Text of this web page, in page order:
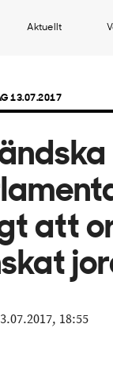
Aktuellt
13.07.2017
att
18:55